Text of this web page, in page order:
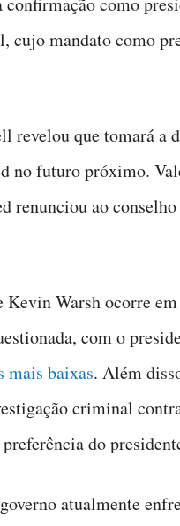
cujo mandato como
revelou que tomará a
no futuro próximo.
renunciou ao
Warsh ocorre
com o
mais baixas. Além
criminal
do
atualmente